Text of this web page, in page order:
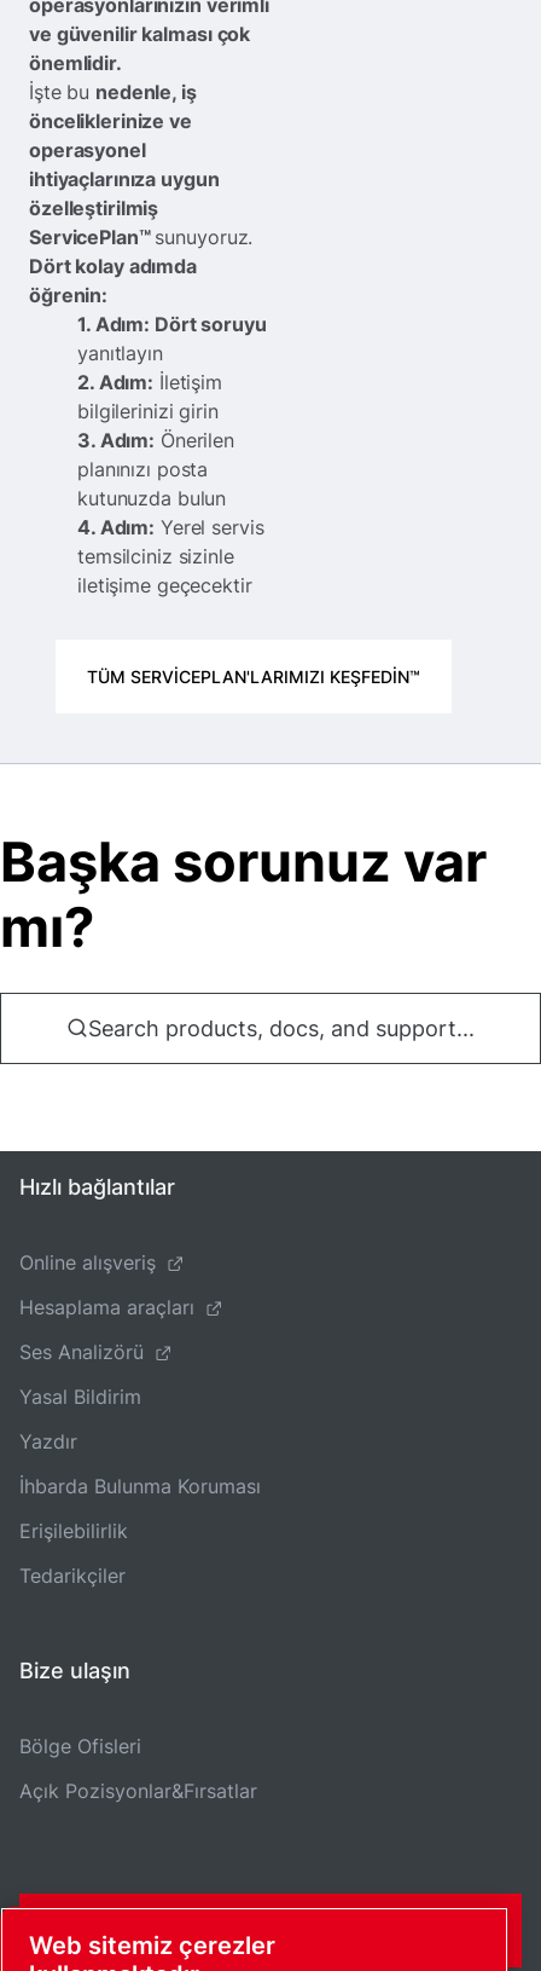
ve güvenilir kalması çok
önemlidir.
İşte bu nedenle, iş
önceliklerinize ve
operasyonel
ihtiyaçlarınıza uygun
özelleştirilmiş
ServicePlan™ sunuyoruz.
Dört kolay adımda
öğrenin:
1. Adım: Dört soruyu
yanıtlayın
2. Adım: İletişim
bilgilerinizi girin
3. Adım: Önerilen
planınızı posta
kutunuzda bulun
4. Adım: Yerel servis
temsilciniz sizinle
iletişime geçecektir
TÜM SERVICEPLAN'LARIMIZI KEŞFEDIN™
Başka sorunuz var
mı?
Search products, docs, and support...
Hızlı bağlantılar
Online alışveriş
Hesaplama araçları
Ses Analizörü
Yasal Bildirim
Yazdır
İhbarda Bulunma Koruması
Erişilebilirlik
Tedarikçiler
Bize ulaşın
Bölge Ofisleri
Açık Pozisyonlar&Fırsatlar
Web sitemiz çerezler